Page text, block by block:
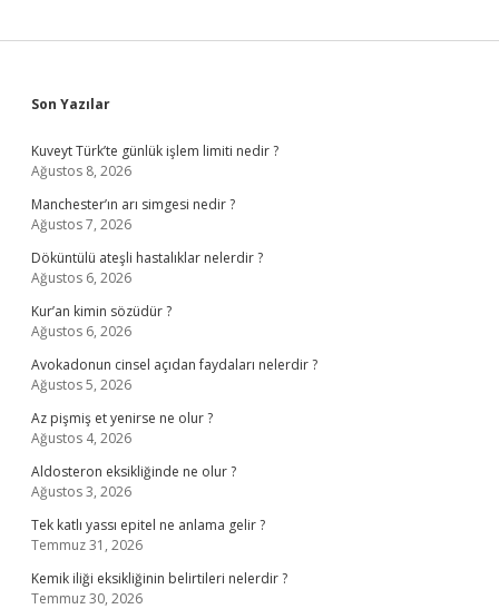
Sidebar
Son Yazılar
Kuveyt Türk’te günlük işlem limiti nedir ?
Ağustos 8, 2026
Manchester’ın arı simgesi nedir ?
Ağustos 7, 2026
Döküntülü ateşli hastalıklar nelerdir ?
Ağustos 6, 2026
Kur’an kimin sözüdür ?
Ağustos 6, 2026
Avokadonun cinsel açıdan faydaları nelerdir ?
Ağustos 5, 2026
Az pişmiş et yenirse ne olur ?
Ağustos 4, 2026
Aldosteron eksikliğinde ne olur ?
Ağustos 3, 2026
Tek katlı yassı epitel ne anlama gelir ?
Temmuz 31, 2026
Kemik iliği eksikliğinin belirtileri nelerdir ?
Temmuz 30, 2026